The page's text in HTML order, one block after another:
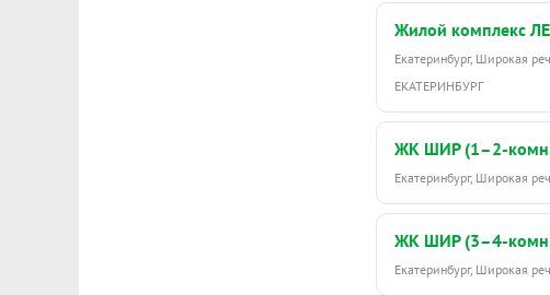
Жилой комплекс
Екатеринбург, Широкая
ЕКАТЕРИНБУРГ
ЖК ШИР (1–2-
Екатеринбург, Широкая
ЖК ШИР (3–4-
Екатеринбург, Широкая